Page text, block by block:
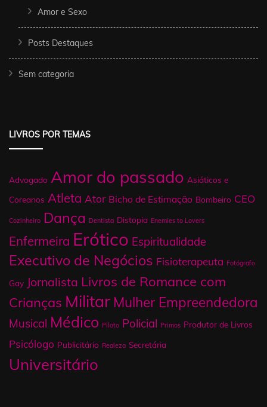
Amor e Sexo
Posts Destaques
Sem categoria
LIVROS POR TEMAS
Advogado Amor do passado Asiáticos e
Coreanos Atleta Ator Bicho de Estimação Bombeiro CEO
Cozinheiro Dança Dentista Distopia Enemies to Lovers
Enfermeira Erótico Espiritualidade
Executivo de Negócios Fisioterapeuta Fotógrafo
Gay Jornalista Livros de Romance com
Crianças Militar Mulher Empreendedora
Musical Médico Piloto Policial Primos Produtor de Livros
Psicólogo Publicitário Realeza Secretária
Universitário